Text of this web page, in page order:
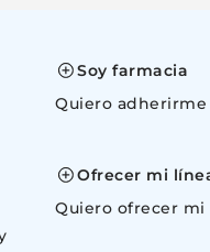
Soy farmacia
Quiero adherirme
Ofrecer mi
Quiero ofrecer